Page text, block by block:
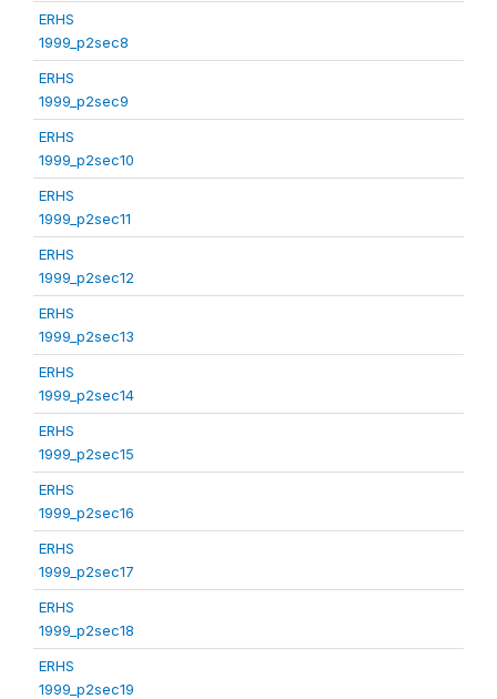
ERHS
1999_p2sec8
ERHS
1999_p2sec9
ERHS
1999_p2sec10
ERHS
1999_p2sec11
ERHS
1999_p2sec12
ERHS
1999_p2sec13
ERHS
1999_p2sec14
ERHS
1999_p2sec15
ERHS
1999_p2sec16
ERHS
1999_p2sec17
ERHS
1999_p2sec18
ERHS
1999_p2sec19